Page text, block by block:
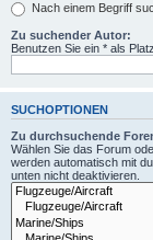
Nach einem Begriff
Zu suchender Autor:
Benutzen Sie ein * als
SUCHOPTIONEN
Zu durchsuchende
Wählen Sie das Forum
werden automatisch mit
unten nicht deaktivieren.